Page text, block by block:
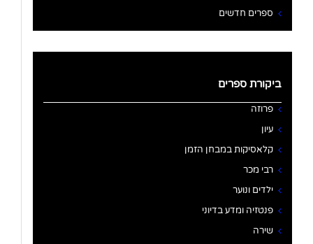
ספרים חדשים
ביקורת ספרים
פרוזה
עיון
קלאסיקות במבחן הזמן
רבי מכר
ילדים ונוער
פנטזיה ומדע בדיוני
שירה